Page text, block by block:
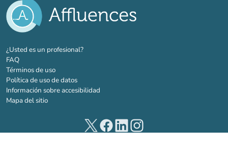
¿Usted es un profesional?(nueva pestaña)
FAQ
Términos de uso
Política de uso de datos
Información sobre accesibilidad
Mapa del sitio
(nueva pestaña)
(nueva pestaña)
(nueva pestaña)